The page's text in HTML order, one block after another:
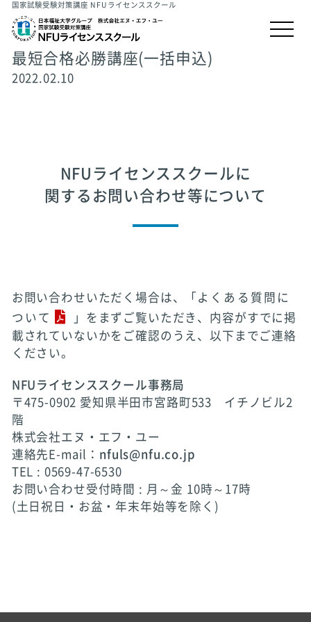
国家試験受験対策講座 NFUライセンススクール
最短合格必勝講座(一括申込)
2022.02.10
NFUライセンススクールに
関するお問い合わせ等について
お問い合わせいただく場合は、「 よくある質問に
ついて
」をまずご覧いただき、内容がすでに掲
載されていないかをご確認のうえ、以下までご連絡
ください。
NFUライセンススクール事務局
〒475-0902 愛知県半田市宮路町533 イチノビル2
階
株式会社エヌ・エフ・ユー
連絡先E-mail： nfuls@nfu.co.jp
TEL : 0569-47-6530
お問い合わせ受付時間 : 月～金 10時～17時
(土日祝日・お盆・年末年始等を除く)